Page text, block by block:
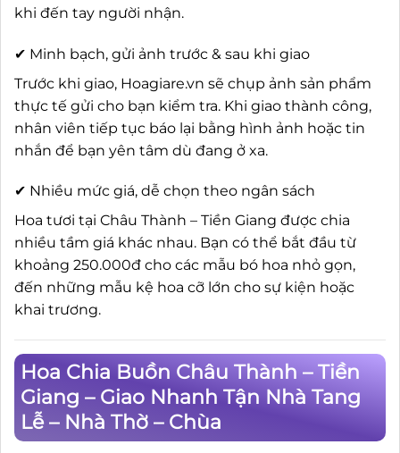
khi đến tay người nhận.
✔ Minh bạch, gửi ảnh trước & sau khi giao
Trước khi giao, Hoagiare.vn sẽ chụp ảnh sản phẩm
thực tế gửi cho bạn kiểm tra. Khi giao thành công,
nhân viên tiếp tục báo lại bằng hình ảnh hoặc tin
nhắn để bạn yên tâm dù đang ở xa.
✔ Nhiều mức giá, dễ chọn theo ngân sách
Hoa tươi tại Châu Thành – Tiền Giang được chia
nhiều tầm giá khác nhau. Bạn có thể bắt đầu từ
khoảng 250.000đ cho các mẫu bó hoa nhỏ gọn,
đến những mẫu kệ hoa cỡ lớn cho sự kiện hoặc
khai trương.
Hoa Chia Buồn Châu Thành – Tiền
Giang – Giao Nhanh Tận Nhà Tang
Lễ – Nhà Thờ – Chùa